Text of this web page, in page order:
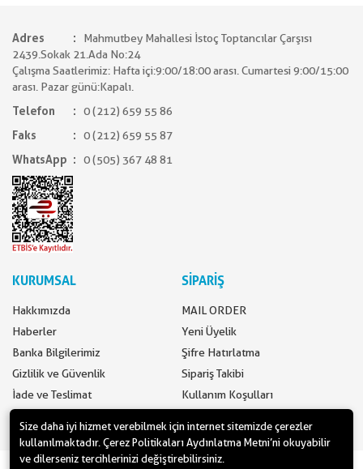
Adres
Mahmutbey Mahallesi İstoç Toptancılar Çarşısı
2439.Sokak 21.Ada No:24
Çalışma Saatlerimiz: Hafta içi:9:00/18:00 arası. Cumartesi 9:00/15:00
arası. Pazar günü:Kapalı.
Telefon
0 (212) 659 55 86
Faks
0 (212) 659 55 87
WhatsApp
0 (505) 367 48 81
KURUMSAL
Hakkımızda
Haberler
Banka Bilgilerimiz
Gizlilik ve Güvenlik
İade ve Teslimat
SİPARİŞ
MAIL ORDER
Yeni Üyelik
Şifre Hatırlatma
Sipariş Takibi
Kullanım Koşulları
Size daha iyi hizmet verebilmek için internet sitemizde çerezler
kullanılmaktadır. Çerez Politikaları Aydınlatma Metni’ni okuyabilir
ve dilerseniz tercihlerinizi değiştirebilirsiniz.